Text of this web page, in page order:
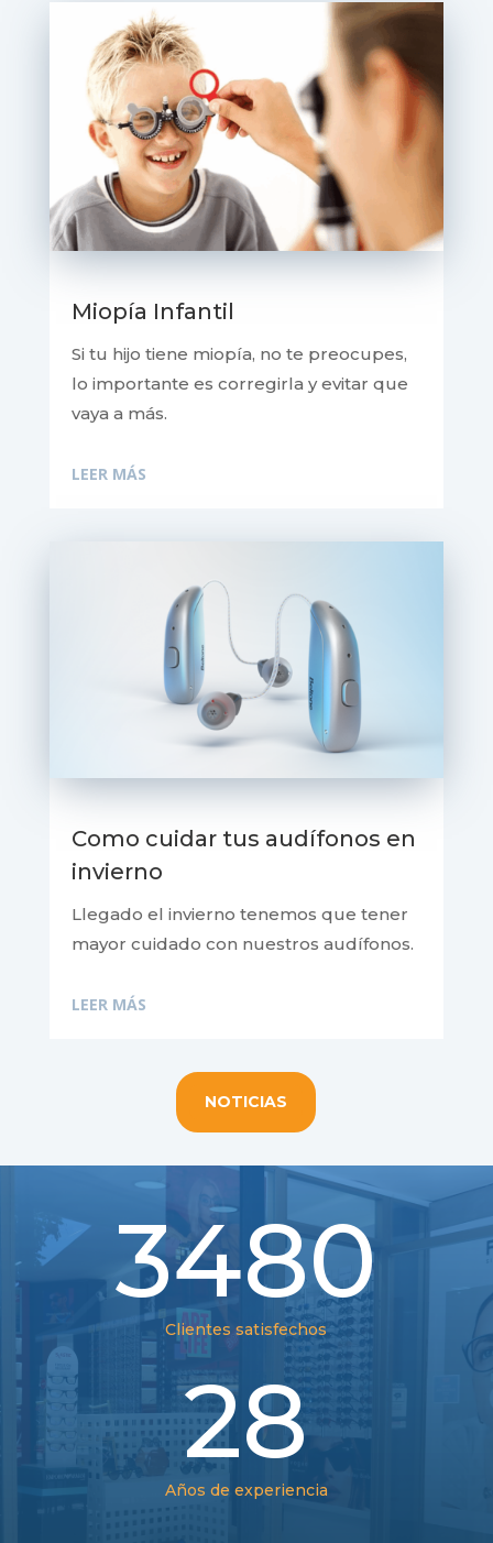
Miopía Infantil
Si tu hijo tiene miopía, no te preocupes,
lo importante es corregirla y evitar que
vaya a más.
LEER MÁS
Como cuidar tus audífonos en
invierno
Llegado el invierno tenemos que tener
mayor cuidado con nuestros audífonos.
LEER MÁS
NOTICIAS
3480
Clientes satisfechos
28
Años de experiencia